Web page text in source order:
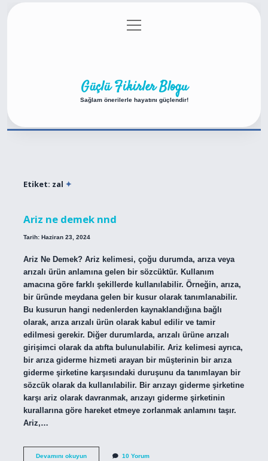
Gizlilik Politikası
menüyü
aç
Güçlü Fikirler Blogu
Sağlam önerilerle hayatını güçlendir!
Etiket: zal
Ariz ne demek nnd
Tarih: Haziran 23, 2024
Ariz Ne Demek? Ariz kelimesi, çoğu durumda, arıza veya
arızalı ürün anlamına gelen bir sözcüktür. Kullanım
amacına göre farklı şekillerde kullanılabilir. Örneğin, arıza,
bir üründe meydana gelen bir kusur olarak tanımlanabilir.
Bu kusurun hangi nedenlerden kaynaklandığına bağlı
olarak, arıza arızalı ürün olarak kabul edilir ve tamir
edilmesi gerekir. Diğer durumlarda, arızalı ürüne arızalı
girişimci olarak da atıfta bulunulabilir. Ariz kelimesi ayrıca,
bir arıza giderme hizmeti arayan bir müşterinin bir arıza
giderme şirketine karşısındaki duruşunu da tanımlayan bir
sözcük olarak da kullanılabilir. Bir arızayı giderme şirketine
karşı ariz olarak davranmak, arızayı giderme şirketinin
kurallarına göre hareket etmeye zorlanmak anlamını taşır.
Ariz,…
Devamını okuyunAriz
10 Yorum